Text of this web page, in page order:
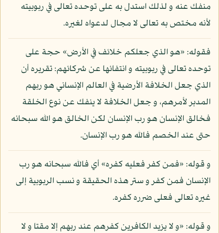
منفك عنه و لذلك استدل به على توحده تعالى في ربوبيته
لأنه مختص به تعالى لا مجال لدعواه لغيره.
فقوله: «هو الذي جعلكم خلائف في الأرض» حجة على
توحده تعالى في ربوبيته و انتفائها عن شركائهم: تقريره أن
الذي جعل الخلافة الأرضية في العالم الإنساني هو ربهم
المدبر لأمرهم، و جعل الخلافة لا ينفك عن نوع الخلقة
فخالق الإنسان هو رب الإنسان لكن الخالق هو الله سبحانه
حتى عند الخصم فالله هو رب الإنسان.
و قوله: «فمن كفر فعليه كفره» أي فالله سبحانه هو رب
الإنسان فمن كفر و ستر هذه الحقيقة و نسب الربوبية إلى
غيره تعالى فعلى ضرره كفره.
و قوله: «و لا يزيد الكافرين كفرهم عند ربهم إلا مقتا و لا